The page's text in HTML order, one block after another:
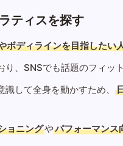
ティスを探す
ボディラインを目指したい
、SNSでも話題のフィッ
して全身を動かすため、
ョニングやパフォーマンス